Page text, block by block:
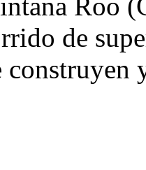
Roo
de